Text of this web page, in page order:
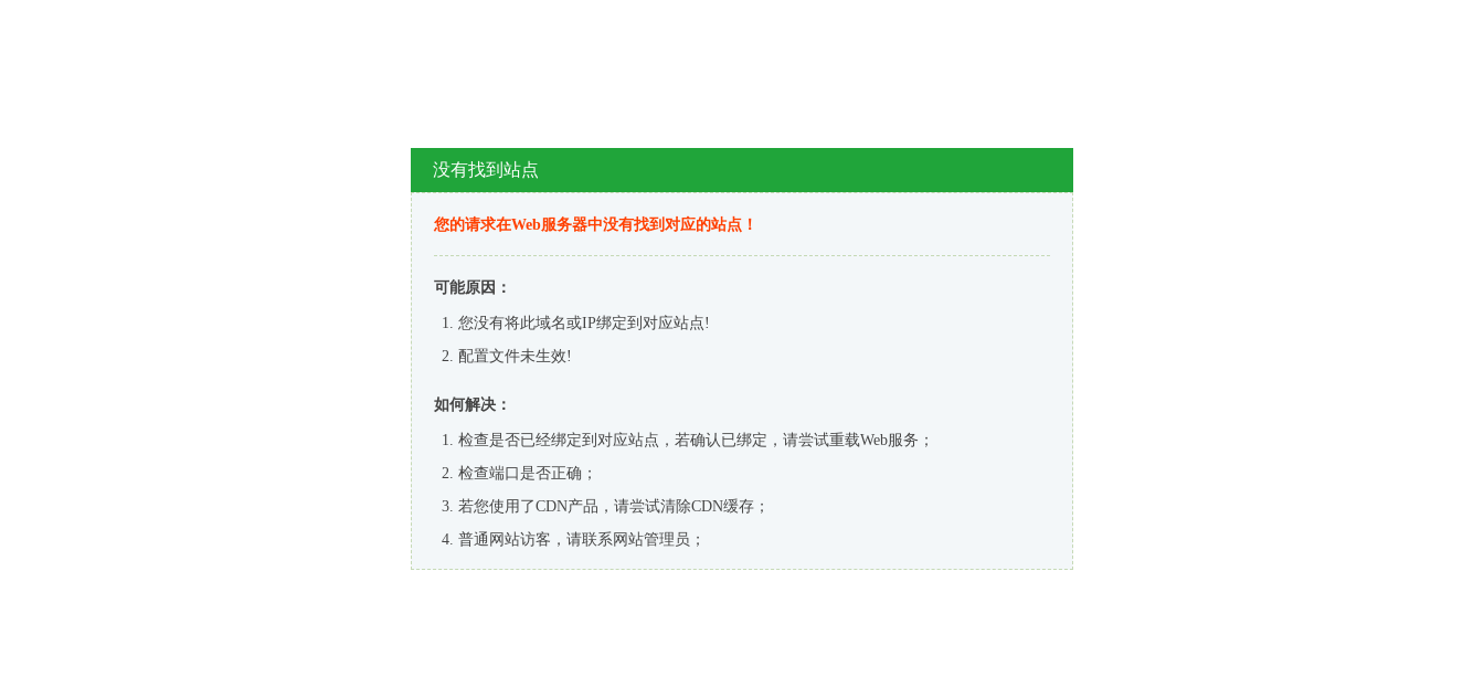
没有找到站点
您的请求在Web服务器中没有找到对应的站点！
可能原因：
您没有将此域名或IP绑定到对应站点!
配置文件未生效!
如何解决：
检查是否已经绑定到对应站点，若确认已绑定，请尝试重载Web服务；
检查端口是否正确；
若您使用了CDN产品，请尝试清除CDN缓存；
普通网站访客，请联系网站管理员；